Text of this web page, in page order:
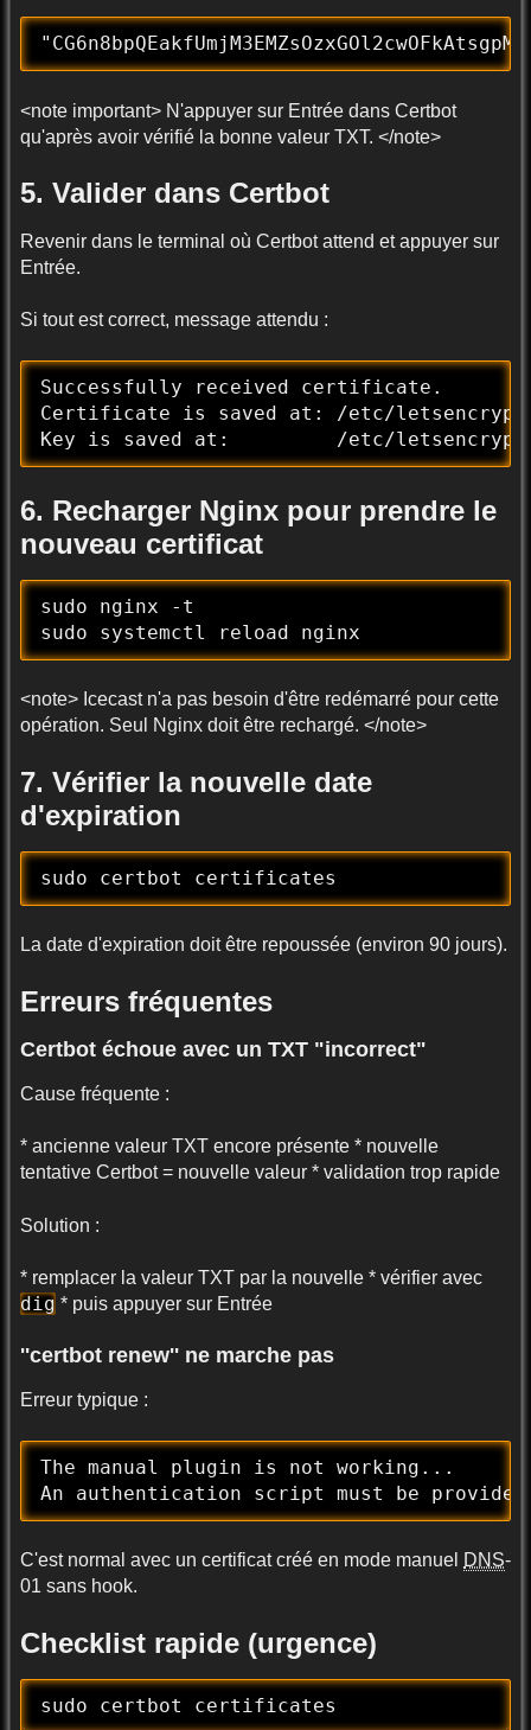
<note important> N'appuyer sur Entrée dans Certbot
qu'après avoir vérifié la bonne valeur TXT. </note>
5. Valider dans Certbot
Revenir dans le terminal où Certbot attend et appuyer sur
Entrée.
Si tout est correct, message attendu :
Successfully received certificate.
Certificate is saved at: /etc/
Key is saved at:         /etc/letsencrypt/
6. Recharger Nginx pour prendre le
nouveau certificat
sudo nginx -t
sudo systemctl reload nginx
<note> Icecast n'a pas besoin d'être redémarré pour cette
opération. Seul Nginx doit être rechargé. </note>
7. Vérifier la nouvelle date
d'expiration
sudo certbot certificates
La date d'expiration doit être repoussée (environ 90 jours).
Erreurs fréquentes
Certbot échoue avec un TXT "incorrect"
Cause fréquente :
* ancienne valeur TXT encore présente * nouvelle
tentative Certbot = nouvelle valeur * validation trop rapide
Solution :
* remplacer la valeur TXT par la nouvelle * vérifier avec
dig * puis appuyer sur Entrée
''certbot renew'' ne marche pas
Erreur typique :
The manual plugin is not working...
An authentication script must be
C'est normal avec un certificat créé en mode manuel DNS-
01 sans hook.
Checklist rapide (urgence)
sudo certbot certificates